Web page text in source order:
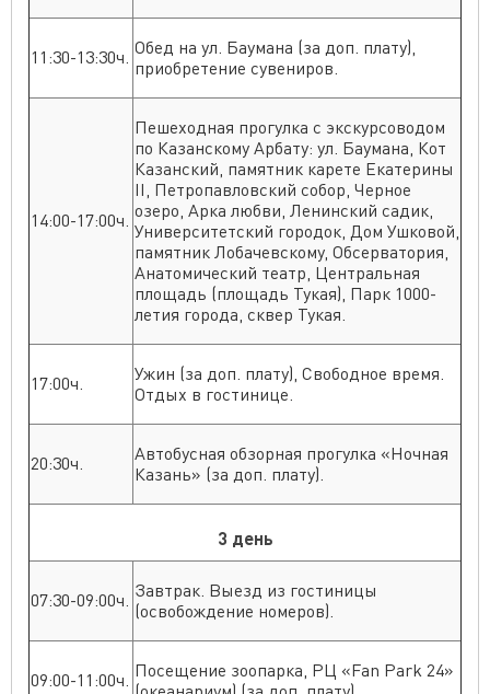
11:30-13:30ч. Обед на ул. Баумана (за доп. плату),
приобретение сувениров.
14:00-17:00ч.
Пешеходная прогулка с экскурсоводом
по Казанскому Арбату: ул. Баумана, Кот
Казанский, памятник карете Екатерины
II, Петропавловский собор, Черное
озеро, Арка любви, Ленинский садик,
Университетский городок, Дом Ушковой,
памятник Лобачевскому, Обсерватория,
Анатомический театр, Центральная
площадь (площадь Тукая), Парк 1000-
летия города, сквер Тукая.
17:00ч.
Ужин (за доп. плату), Свободное время.
Отдых в гостинице.
20:30ч.
Автобусная обзорная прогулка «Ночная
Казань» (за доп. плату).
3 день
07:30-09:00ч. Завтрак. Выезд из гостиницы
(освобождение номеров).
09:00-11:00ч. Посещение зоопарка, РЦ «Fan Park 24»